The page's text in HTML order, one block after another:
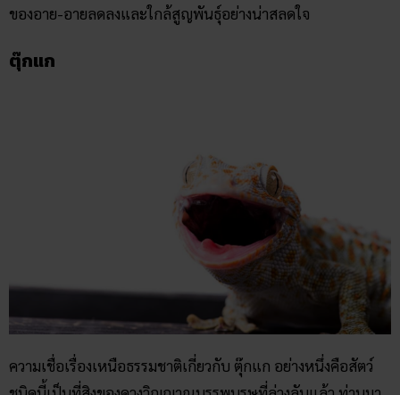
ความเชื่อเรื่องเหนือธรรมชาติเกี่ยวกับ ตุ๊กแก อย่างหนึ่งคือสัตว์
ชนิดนี้เป็นที่สิงของดวงวิญญาณบรรพบุรุษที่ล่วงลับแล้ว ท่านมา
เตือนด้วยการส่งเสียงร้องซึ่งมีความหมายในรูปแบบต่าง ๆ บาง
ตำราก็ว่าให้ดูความหมายจากจำนวนครั้งที่ร้องของตุ๊กแก เช่น ถ้า
ร้อง 5 ทีไม่ดีนัก ส่วนร้อง 6 ถือว่าเจ้าของบ้านจะมีเรื่องเดือดร้อน
อึดอัด ถ้าร้อง 7 ก็ยิ่งไม่ดีเพราะจะทำให้เสียทรัพย์ด้วย
แต่หากตุ๊กแกร้องมากกว่านี้เช่น 8, 9 หรือ 10 ครั้งนั้นจะโชคดี มี